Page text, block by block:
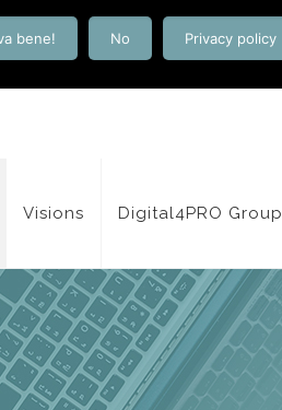
Visions Digital4PRO Group
bene! No Privacy policy